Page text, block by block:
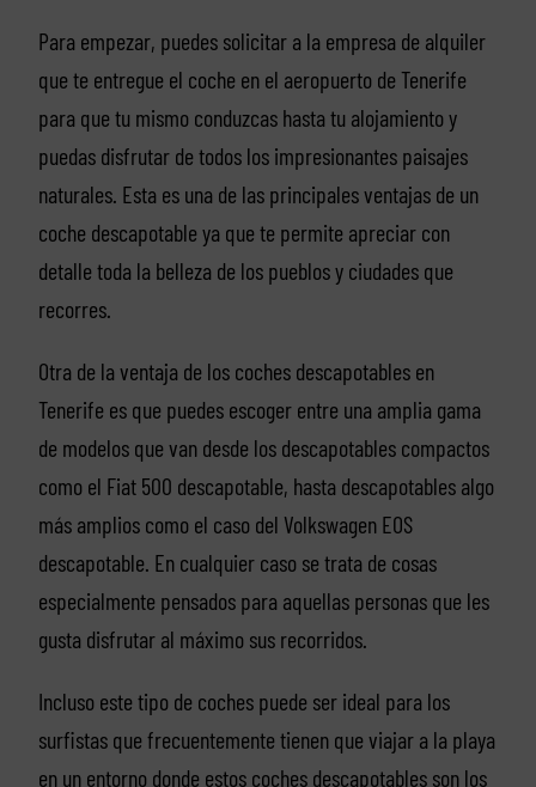
Para empezar, puedes solicitar a la empresa de alquiler
que te entregue el coche en el aeropuerto de Tenerife
para que tu mismo conduzcas hasta tu alojamiento y
puedas disfrutar de todos los impresionantes paisajes
naturales. Esta es una de las principales ventajas de un
coche descapotable ya que te permite apreciar con
detalle toda la belleza de los pueblos y ciudades que
recorres.
Otra de la ventaja de los coches descapotables en
Tenerife es que puedes escoger entre una amplia gama
de modelos que van desde los descapotables compactos
como el Fiat 500 descapotable, hasta descapotables algo
más amplios como el caso del Volkswagen EOS
descapotable. En cualquier caso se trata de cosas
especialmente pensados para aquellas personas que les
gusta disfrutar al máximo sus recorridos.
Incluso este tipo de coches puede ser ideal para los
surfistas que frecuentemente tienen que viajar a la playa
en un entorno donde estos coches descapotables son los